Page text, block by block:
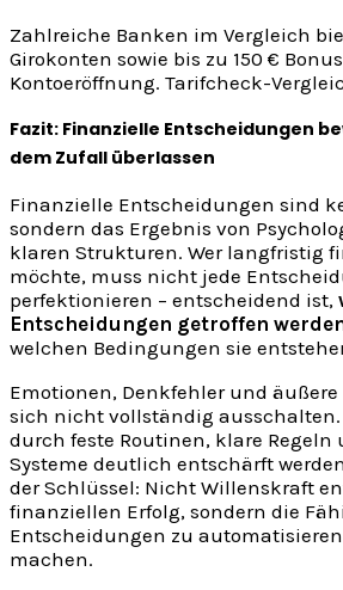
Zahlreiche Banken im Vergleich
Girokonten sowie bis zu 150 €
Kontoeröffnung. Tarifcheck-
Fazit: Finanzielle Entscheidungen
dem Zufall überlassen
Finanzielle Entscheidungen sind
sondern das Ergebnis von
klaren Strukturen. Wer langfristig
möchte, muss nicht jede
perfektionieren – entscheidend ist,
Entscheidungen getroffen
welchen Bedingungen sie
Emotionen, Denkfehler und äußere
sich nicht vollständig ausschalten.
durch feste Routinen, klare Regeln
Systeme deutlich entschärft
der Schlüssel: Nicht Willenskraft
finanziellen Erfolg, sondern die
Entscheidungen zu
machen.